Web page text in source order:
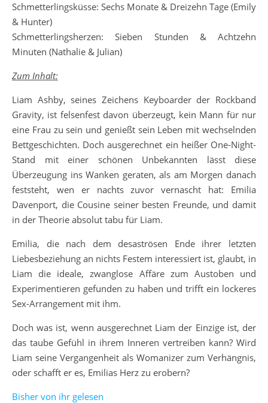
Schmetterlingsküsse: Sechs Monate & Dreizehn Tage (Emily
& Hunter)
Schmetterlingsherzen: Sieben Stunden & Achtzehn
Minuten (Nathalie & Julian)
Zum Inhalt:
Liam Ashby, seines Zeichens Keyboarder der Rockband
Gravity, ist felsenfest davon überzeugt, kein Mann für nur
eine Frau zu sein und genießt sein Leben mit wechselnden
Bettgeschichten. Doch ausgerechnet ein heißer One-Night-
Stand mit einer schönen Unbekannten lässt diese
Überzeugung ins Wanken geraten, als am Morgen danach
feststeht, wen er nachts zuvor vernascht hat: Emilia
Davenport, die Cousine seiner besten Freunde, und damit
in der Theorie absolut tabu für Liam.
Emilia, die nach dem desaströsen Ende ihrer letzten
Liebesbeziehung an nichts Festem interessiert ist, glaubt, in
Liam die ideale, zwanglose Affäre zum Austoben und
Experimentieren gefunden zu haben und trifft ein lockeres
Sex-Arrangement mit ihm.
Doch was ist, wenn ausgerechnet Liam der Einzige ist, der
das taube Gefühl in ihrem Inneren vertreiben kann? Wird
Liam seine Vergangenheit als Womanizer zum Verhängnis,
oder schafft er es, Emilias Herz zu erobern?
Bisher von ihr gelesen